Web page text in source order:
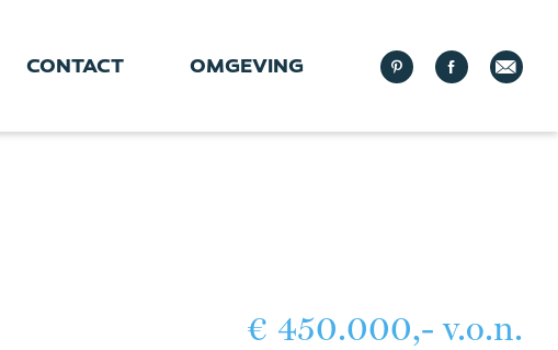
CONTACT OMGEVING
€ 450.000,- v.o.n.